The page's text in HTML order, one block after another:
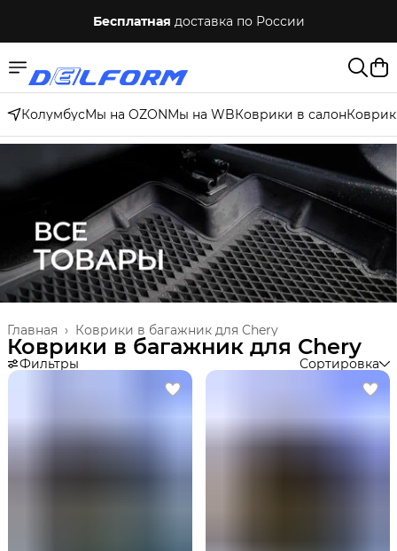
Бесплатная доставка по России
КолумбусМы на OZONМы на WBКоврики в салон
Коврики в багажник для Chery
Главная ›
Коврики в багажник для Chery
Фильтры Сортировка